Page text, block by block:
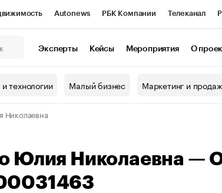
Autonews РБК Компании Телеканал
Эксперты Кейсы Мероприятия О
и технологии Малый бизнес Маркетинг и
Юлия Николаевна —